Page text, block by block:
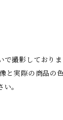
撮影しておりま
と実際の商品の
。